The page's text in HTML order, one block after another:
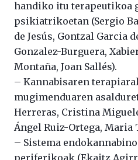
handiko itu terapeutikoa
psikiatrikoetan (Sergio
de Jesús, Gontzal Garcia
Gonzalez-Burguera,
Montaña, Joan Sallés).
– Kannabisaren
mugimenduaren
Herreras, Cristina
Ángel Ruiz-Ortega, Maria
– Sistema